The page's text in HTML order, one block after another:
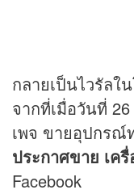
กลายเป็นไวรัลใ
จากที่เมื่อวันที่
เพจ ขายอุปกรณ์
ประกาศขาย เค
Facebook